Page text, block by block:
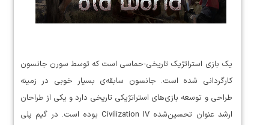
یک بازی استراتژیک تاریخی-حماسی است که توسط سورن جانسون
کارگردانی شده است. جانسون سابقه‌ی بسیار خوبی در زمینه
طراحی و توسعه بازی‌های استراتژیکی تاریخی دارد و یکی از طراحان
ارشد عنوان تحسین‌شده Civilization IV بوده است. در گیم پلی